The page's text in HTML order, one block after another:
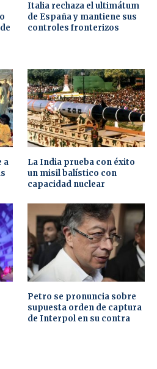
Italia rechaza el ultimátum
de España y mantiene sus
controles fronterizos
a
La India prueba con éxito
un misil balístico con
capacidad nuclear
Petro se pronuncia sobre
supuesta orden de captura
de Interpol en su contra